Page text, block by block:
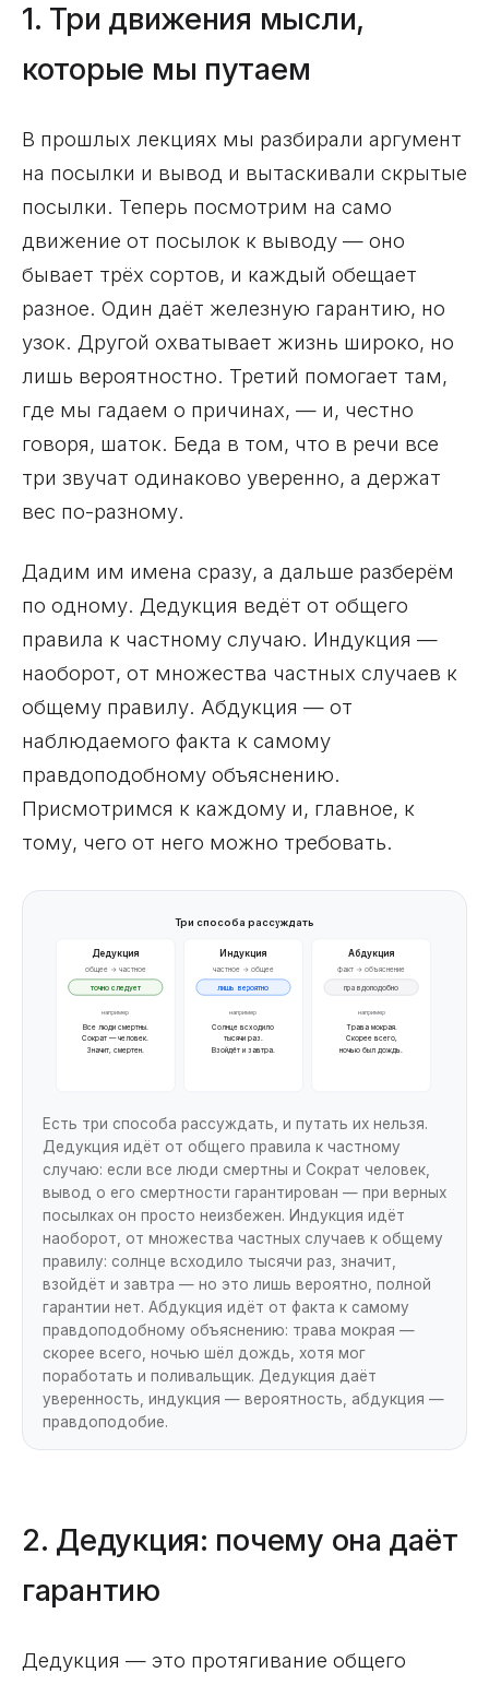
1. Три движения мысли,
которые мы путаем
В прошлых лекциях мы разбирали аргумент
на посылки и вывод и вытаскивали скрытые
посылки. Теперь посмотрим на само
движение от посылок к выводу — оно
бывает трёх сортов, и каждый обещает
разное. Один даёт железную гарантию, но
узок. Другой охватывает жизнь широко, но
лишь вероятностно. Третий помогает там,
где мы гадаем о причинах, — и, честно
говоря, шаток. Беда в том, что в речи все
три звучат одинаково уверенно, а держат
вес по-разному.
Дадим им имена сразу, а дальше разберём
по одному. Дедукция ведёт от общего
правила к частному случаю. Индукция —
наоборот, от множества частных случаев к
общему правилу. Абдукция — от
наблюдаемого факта к самому
правдоподобному объяснению.
Присмотримся к каждому и, главное, к
тому, чего от него можно требовать.
Три способа рассуждать
Дедукция
общее → частное
точно следует
например
Все люди смертны.
Сократ — человек.
Значит, смертен.
Индукция
частное → общее
лишь вероятно
например
Солнце всходило
тысячи раз.
Взойдёт и завтра.
Абдукция
факт → объяснение
правдоподобно
например
Трава мокрая.
Скорее всего,
ночью был дождь.
Есть три способа рассуждать, и путать их нельзя.
Дедукция идёт от общего правила к частному
случаю: если все люди смертны и Сократ человек,
вывод о его смертности гарантирован — при верных
посылках он просто неизбежен. Индукция идёт
наоборот, от множества частных случаев к общему
правилу: солнце всходило тысячи раз, значит,
взойдёт и завтра — но это лишь вероятно, полной
гарантии нет. Абдукция идёт от факта к самому
правдоподобному объяснению: трава мокрая —
скорее всего, ночью шёл дождь, хотя мог
поработать и поливальщик. Дедукция даёт
уверенность, индукция — вероятность, абдукция —
правдоподобие.
2. Дедукция: почему она даёт
гарантию
Дедукция — это протягивание общего